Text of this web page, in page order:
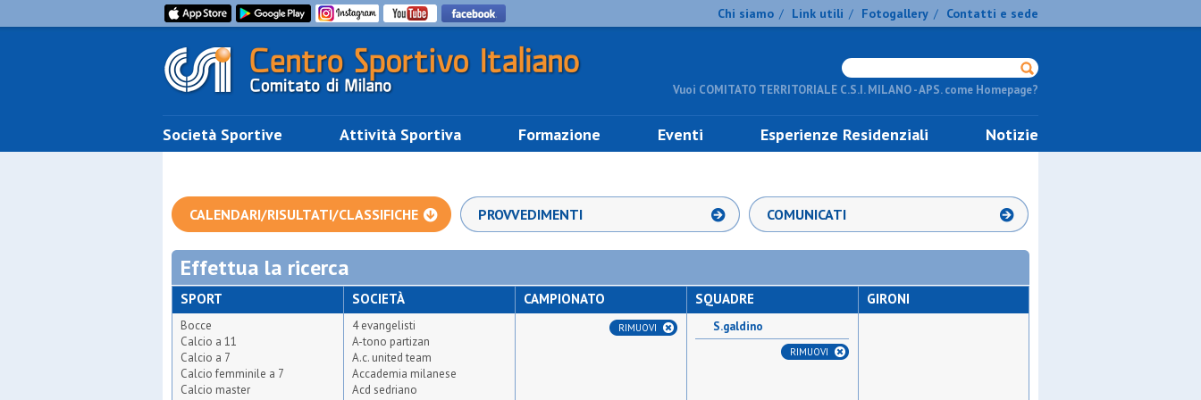
Chi siamo / Link utili / Fotogallery / Contatti e sede
Vuoi COMITATO TERRITORIALE C.S.I. MILANO - APS. come Homepage?
Società Sportive Attività Sportiva Formazione Eventi Esperienze Residenziali Notizie
CALENDARI/RISULTATI/CLASSIFICHE PROVVEDIMENTI COMUNICATI
Effettua la ricerca
SPORT
Bocce
Calcio a 11
Calcio a 7
Calcio femminile a 7
Calcio master
SOCIETÀ
4 evangelisti
A-tono partizan
A.c. united team
Accademia milanese
Acd sedriano
CAMPIONATO
RIMUOVI
SQUADRE
S.galdino
RIMUOVI
GIRONI